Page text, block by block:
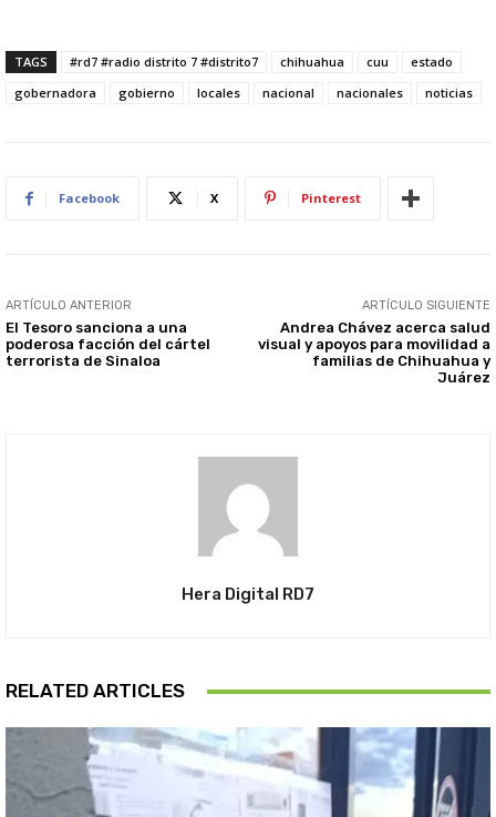
TAGS #rd7 #radio distrito 7 #distrito7 chihuahua cuu
estado
gobernadora
gobierno locales nacional nacionales noticias
Facebook X Pinterest
ARTÍCULO ANTERIOR
El Tesoro sanciona a una
poderosa facción del cártel
terrorista de Sinaloa
ARTÍCULO SIGUIENTE
Andrea Chávez acerca salud
visual y apoyos para movilidad a
familias de Chihuahua y
Juárez
Hera Digital RD7
RELATED ARTICLES